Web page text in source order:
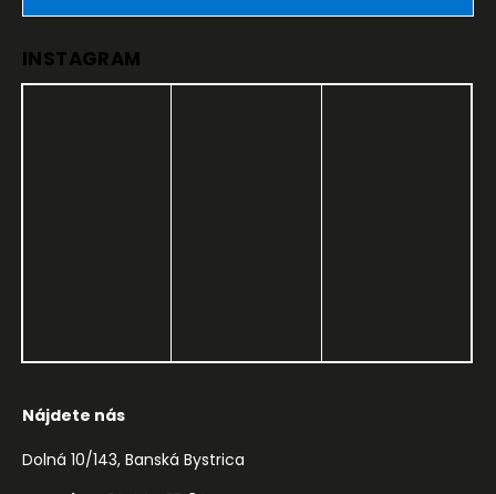
INSTAGRAM
Nájdete nás
Dolná 10/143, Banská Bystrica